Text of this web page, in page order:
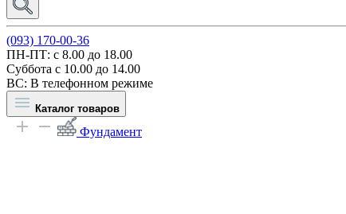
(093) 170-00-36
ПН-ПТ: c 8.00 до 18.00
Суббота с 10.00 до 14.00
ВС: В телефонном режиме
Каталог товаров
Фундамент